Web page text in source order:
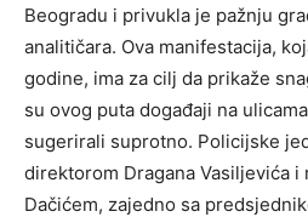
Beogradu i privukla je pažnju
analitičara. Ova manifestacija,
godine, ima za cilj da prikaže
su ovog puta događaji na
sugerirali suprotno. Policijske
direktorom Dragana Vasiljevića i
Dačićem, zajedno sa